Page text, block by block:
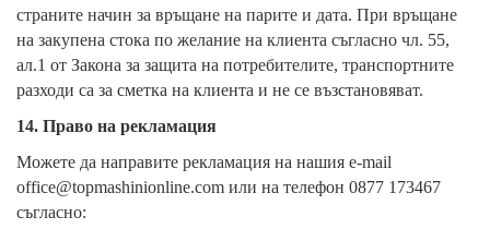
страните начин за връщане на парите и дата. При връщане
на закупена стока по желание на клиента съгласно чл. 55,
ал.1 от Закона за защита на потребителите, транспортните
разходи са за сметка на клиента и не се възстановяват.
14. Право на рекламация
Можете да направите рекламация на нашия e-mail
office@topmashinionline.com или на телефон 0877 173467
съгласно: